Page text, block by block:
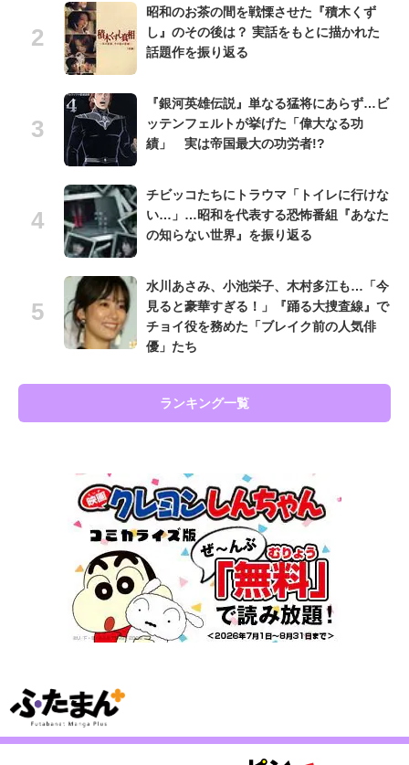
昭和のお茶の間を戦慄させた『積木くず
し』のその後は？ 実話をもとに描かれた
話題作を振り返る
『銀河英雄伝説』単なる猛将にあらず…ビ
ッテンフェルトが挙げた「偉大なる功
績」 実は帝国最大の功労者!?
チビッコたちにトラウマ「トイレに行けな
い…」…昭和を代表する恐怖番組『あなた
の知らない世界』を振り返る
水川あさみ、小池栄子、木村多江も…「今
見ると豪華すぎる！」『踊る大捜査線』で
チョイ役を務めた「ブレイク前の人気俳
優」たち
ランキング一覧